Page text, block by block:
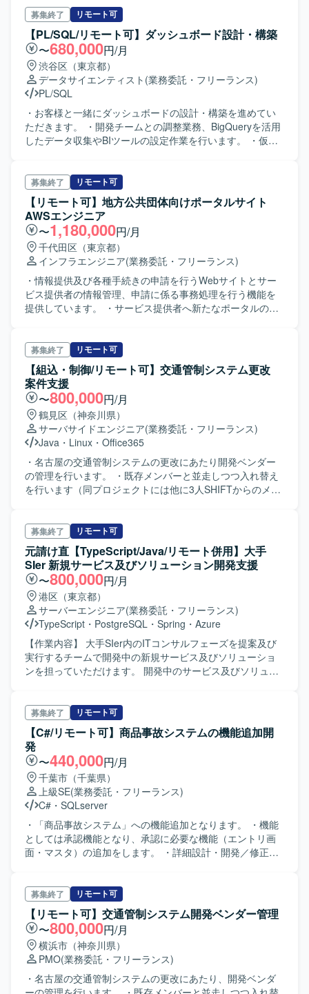
募集終了 リモート可
【PL/SQL/リモート可】ダッシュボード設計・構築
〜680,000円/月
渋谷区（東京都）
データサイエンティスト (業務委託・フリーランス)
PL/SQL
・お客様と一緒にダッシュボードの設計・構築を進めてい
ただきます。 ・開発チームとの調整業務、BigQueryを活用
したデータ収集やBIツールの設定作業を行います。 ・仮
募集終了 リモート可
【リモート可】地方公共団体向けポータルサイト
AWSエンジニア
〜1,180,000円/月
千代田区（東京都）
インフラエンジニア(業務委託・フリーランス)
・情報提供及び各種手続きの申請を行うWebサイトとサー
ビス提供者の情報管理、申請に係る事務処理を行う機能を
提供しています。 ・サービス提供者へ新たなポータルのサ
合対応など）を行います。
募集終了 リモート可
【組込・制御/リモート可】交通管制システム更改
案件支援
〜800,000円/月
鶴見区（神奈川県）
サーバサイドエンジニア(業務委託・フリーランス)
Java ・ Linux ・ Office365
・名古屋の交通管制システムの更改にあたり開発ベンダー
の管理を行います。 ・既存メンバーと並走しつつ入れ替え
を行います（同プロジェクトには他に3人SHIFTからのメン
募集終了 リモート可
元請け直【TypeScript/Java/リモート併用】大手
SIer 新規サービス及びソリューション開発支援
〜800,000円/月
港区（東京都）
サーバーエンジニア(業務委託・フリーランス)
TypeScript ・ PostgreSQL ・ Spring ・ Azure
【作業内容】 大手SIer内のITコンサルフェーズを提案及び
実行するチームで開発中の新規サービス及びソリューショ
ンを担っていただけます。 開発中のサービス及びソリュー
ンド：Java（SpringBoot）+ PostgreSQL AI：Azure AI
Service（マルチエージェント、プロンプト、データソース
管理）
募集終了 リモート可
【C#/リモート可】商品事故システムの機能追加開
発
〜440,000円/月
千葉市（千葉県）
上級SE(業務委託・フリーランス)
C# ・ SQLserver
・「商品事故システム」への機能追加となります。 ・機能
としては承認機能となり、承認に必要な機能（エントリ画
面・マスタ）の追加をします。 ・詳細設計・開発／修正・
募集終了 リモート可
【リモート可】交通管制システム開発ベンダー管理
〜800,000円/月
横浜市（神奈川県）
PMO(業務委託・フリーランス)
・名古屋の交通管制システムの更改にあたり、開発ベンダ